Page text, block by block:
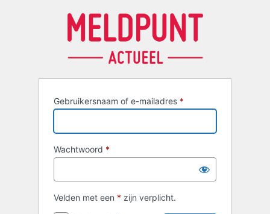
Gebruikersnaam of e-mailadres *
Wachtwoord *
Velden met een * zijn verplicht.